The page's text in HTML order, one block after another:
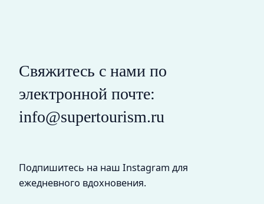
Свяжитесь с нами по
электронной почте:
info@supertourism.ru
Подпишитесь на наш Instagram для
ежедневного вдохновения.